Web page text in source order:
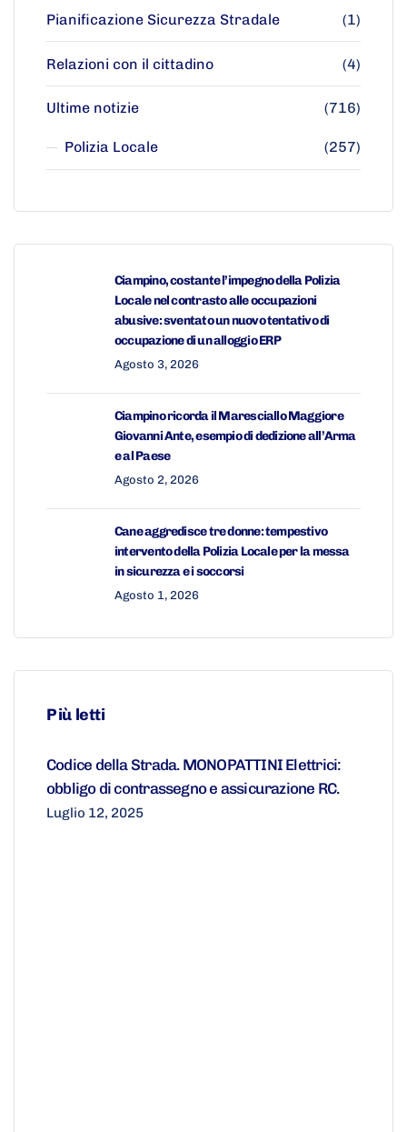
Pianificazione Sicurezza Stradale (1)
Relazioni con il cittadino (4)
Ultime notizie (716)
Polizia Locale (257)
Ciampino, costante l’impegno della Polizia
Locale nel contrasto alle occupazioni
abusive: sventato un nuovo tentativo di
occupazione di un alloggio ERP
Agosto 3, 2026
Ciampino ricorda il Maresciallo Maggiore
Giovanni Ante, esempio di dedizione all’Arma
e al Paese
Agosto 2, 2026
Cane aggredisce tre donne: tempestivo
intervento della Polizia Locale per la messa
in sicurezza e i soccorsi
Agosto 1, 2026
Più letti
Codice della Strada. MONOPATTINI Elettrici:
obbligo di contrassegno e assicurazione RC.
Luglio 12, 2025